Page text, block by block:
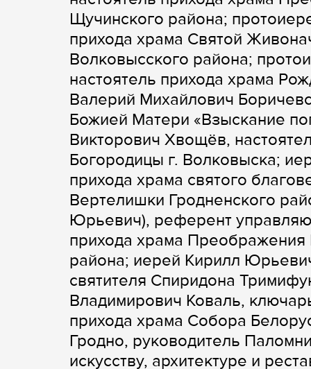
Щучинского района;
прихода храма Святой
Волковысского района;
настоятель прихода храма
Валерий Михайлович
Божией Матери «Взыскание
Викторович Хвощёв,
Богородицы г. Волковыска;
прихода храма святого
Вертелишки Гродненского
Юрьевич), референт
прихода храма Преображения
района; иерей Кирилл
святителя Спиридона
Владимирович Коваль,
прихода храма Собора
Гродно, руководитель
искусству, архитектуре и